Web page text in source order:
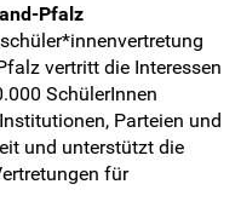
Pfalz
vertritt die Interessen
SchülerInnen
Parteien und
und unterstützt die
für